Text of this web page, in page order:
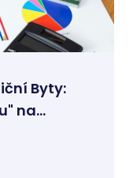
Byty:
na